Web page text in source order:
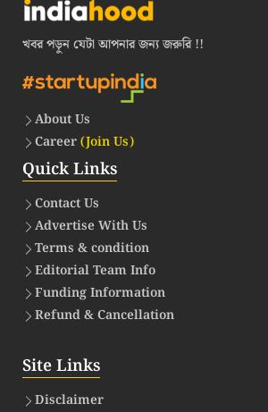
খবর পড়ুন যেটা আপনার জন্য জরুরি !!
About Us
Career(Join Us)
Quick Links
Contact Us
Advertise With Us
Terms & condition
Editorial Team Info
Funding Information
Refund & Cancellation
Site Links
Disclaimer